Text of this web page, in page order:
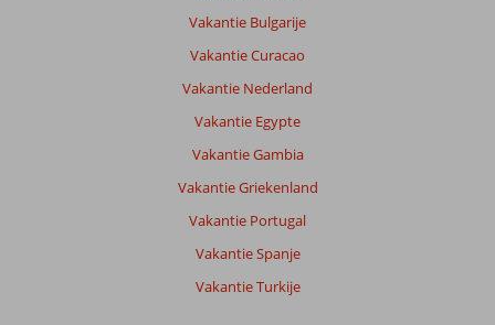
Vakantie Bulgarije
Vakantie Curacao
Vakantie Nederland
Vakantie Egypte
Vakantie Gambia
Vakantie Griekenland
Vakantie Portugal
Vakantie Spanje
Vakantie Turkije